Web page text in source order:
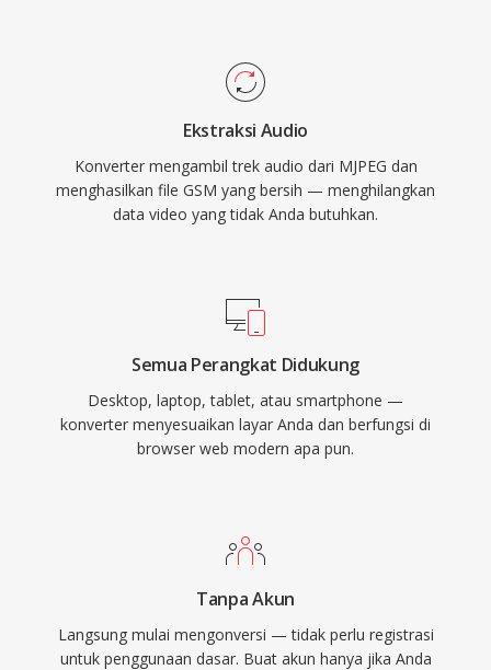
Ekstraksi Audio
Konverter mengambil trek audio dari MJPEG dan
menghasilkan file GSM yang bersih — menghilangkan
data video yang tidak Anda butuhkan.
Semua Perangkat Didukung
Desktop, laptop, tablet, atau smartphone —
konverter menyesuaikan layar Anda dan berfungsi di
browser web modern apa pun.
Tanpa Akun
Langsung mulai mengonversi — tidak perlu registrasi
untuk penggunaan dasar. Buat akun hanya jika Anda